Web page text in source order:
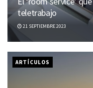
teletrabajo
21 SEPTIEMBRE 2023
ARTÍCULOS